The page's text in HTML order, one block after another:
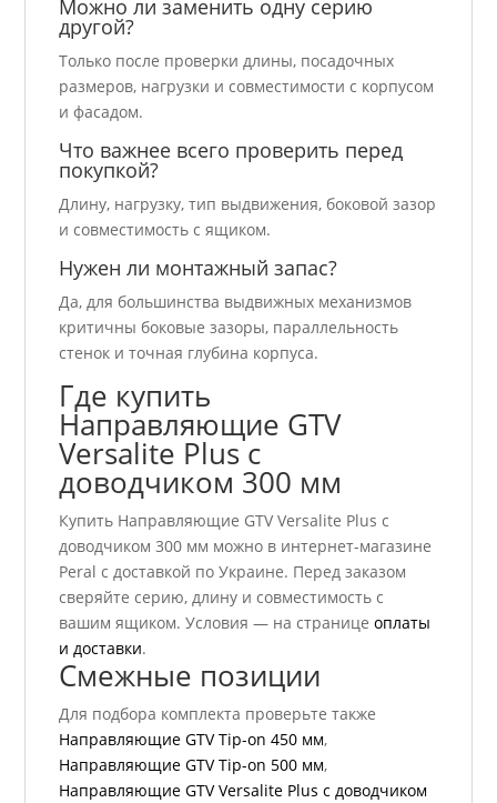
Можно ли заменить одну серию
другой?
Только после проверки длины, посадочных
размеров, нагрузки и совместимости с корпусом
и фасадом.
Что важнее всего проверить перед
покупкой?
Длину, нагрузку, тип выдвижения, боковой зазор
и совместимость с ящиком.
Нужен ли монтажный запас?
Да, для большинства выдвижных механизмов
критичны боковые зазоры, параллельность
стенок и точная глубина корпуса.
Где купить
Направляющие GTV
Versalite Plus с
доводчиком 300 мм
Купить Направляющие GTV Versalite Plus с
доводчиком 300 мм можно в интернет-магазине
Peral с доставкой по Украине. Перед заказом
сверяйте серию, длину и совместимость с
вашим ящиком. Условия — на страницеоплаты
и доставки.
Смежные позиции
Для подбора комплекта проверьте также
Направляющие GTV Tip-on 450 мм,
Направляющие GTV Tip-on 500 мм,
Направляющие GTV Versalite Plus с доводчиком